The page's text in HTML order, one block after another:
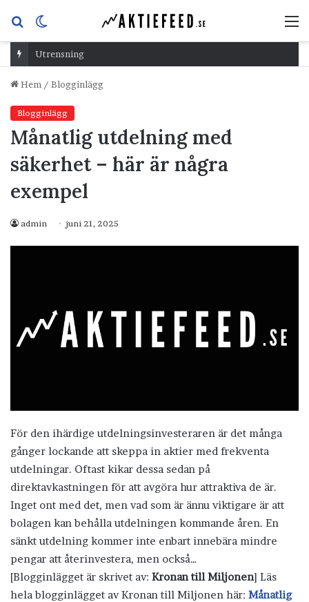
Sök
efterskin
Utrensning
Hem / Blogginlägg
Blogginlägg
Månatlig utdelning med
säkerhet – här är några
exempel
admin juni 21, 2025
För den ihärdige utdelningsinvesteraren är det många
gånger lockande att skeppa in aktier med frekventa
utdelningar. Oftast kikar dessa sedan på
direktavkastningen för att avgöra hur attraktiva de är.
Inget ont med det, men vad som är ännu viktigare är att
bolagen kan behålla utdelningen kommande åren. En
sänkt utdelning kommer inte enbart innebära mindre
pengar att återinvestera, men också…
[Blogginlägget är skrivet av: Kronan till Miljonen] Läs
hela blogginlägget av Kronan till Miljonen här: Månatlig